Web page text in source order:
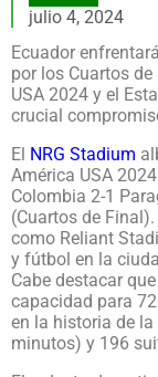
julio 4, 2024
Ecuador
por los Cuartos de
USA 2024 y el
crucial
El NRG Stadium
América USA
Colombia 2-1
(Cuartos de
como Reliant
y fútbol en la
Cabe destacar
capacidad para
en la historia de la
minutos) y 196